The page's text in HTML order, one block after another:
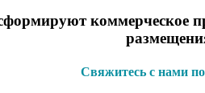
коммерческое
Свяжитесь с нами